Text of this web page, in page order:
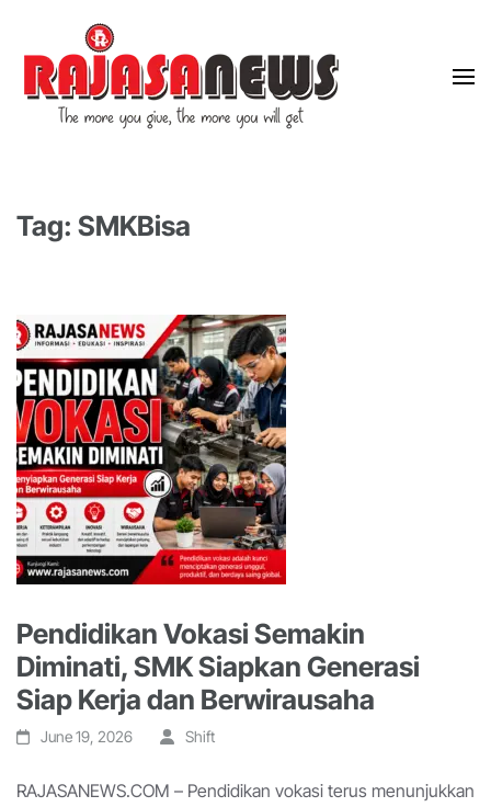
Tag: SMKBisa
Pendidikan Vokasi Semakin
Diminati, SMK Siapkan Generasi
Siap Kerja dan Berwirausaha
June 19, 2026 Shift
RAJASANEWS.COM – Pendidikan vokasi terus menunjukkan